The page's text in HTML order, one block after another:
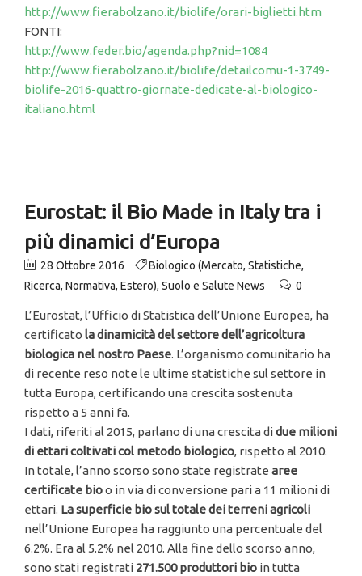
http://www.fierabolzano.it/biolife/orari-biglietti.htm
FONTI:
http://www.feder.bio/agenda.php?nid=1084
http://www.fierabolzano.it/biolife/detailcomu-1-3749-
biolife-2016-quattro-giornate-dedicate-al-biologico-
italiano.html
Eurostat: il Bio Made in Italy tra i
più dinamici d’Europa
28 Ottobre 2016
Biologico (Mercato, Statistiche,
Ricerca, Normativa, Estero), Suolo e Salute News 0
L’Eurostat, l’Ufficio di Statistica dell’Unione Europea, ha
certificato la dinamicità del settore dell’agricoltura
biologica nel nostro Paese. L’organismo comunitario ha
di recente reso note le ultime statistiche sul settore in
tutta Europa, certificando una crescita sostenuta
rispetto a 5 anni fa.
I dati, riferiti al 2015, parlano di una crescita didue milioni
di ettari coltivati col metodo biologico, rispetto al 2010.
In totale, l’anno scorso sono state registrate aree
certificate bioo in via di conversione pari a 11 milioni di
ettari. La superficie bio sul totale dei terreni agricoli
nell’Unione Europea ha raggiunto una percentuale del
6.2%. Era al 5.2% nel 2010. Alla fine dello scorso anno,
sono stati registrati 271.500 produttori bio in tutta